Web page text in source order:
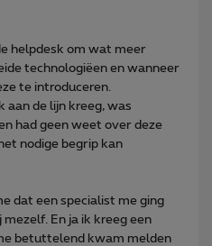
helpdesk om wat meer
technologiëen en wanneer
te introduceren.
aan de lijn kreeg, was
had geen weet over deze
nodige begrip kan
dat een specialist me ging
En ja ik kreeg een
betuttelend kwam melden